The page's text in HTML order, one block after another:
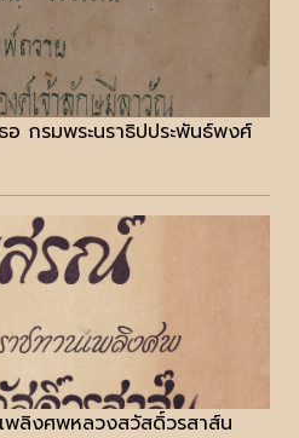
อ กรมพระนราธิปประพันธ์พงศ์
พลิงศพหลวงสวัสดิ์วรสาส์น